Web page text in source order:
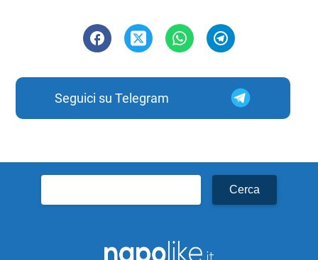
Seguici su Telegram
per: